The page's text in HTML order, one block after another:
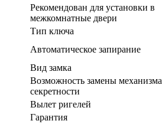
Рекомендован для установки в
межкомнатные двери
Тип ключа
Автоматическое запирание
Вид замка
Возможность замены механизма
секретности
Вылет ригелей
Гарантия